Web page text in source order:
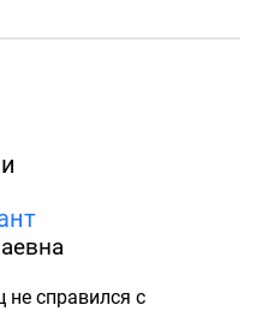
не справился с